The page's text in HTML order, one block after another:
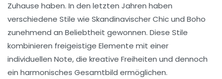
Zuhause haben. In den letzten Jahren haben
verschiedene Stile wie Skandinavischer Chicund Boho
zunehmend an Beliebtheit gewonnen. Diese Stile
kombinieren freigeistige Elemente mit einer
individuellen Note, die kreative Freiheiten und dennoch
ein harmonisches Gesamtbild ermöglichen.